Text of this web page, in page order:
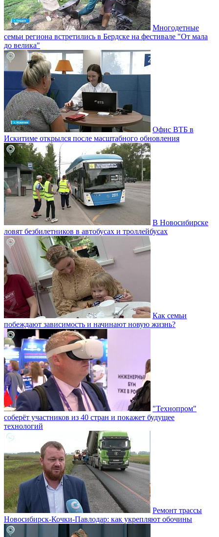
Многодетные
семьи региона встретились в Бердске на фестивале "От мала
до велика"
Офис ВТБ в
Искитиме открылся после масштабного обновления
В Новосибирске
ловят безбилетников в автобусах и троллейбусах
Как семьи
побеждают зависимость и начинают новую жизнь?
"Технопром"
соберёт участников из 40 стран и покажет будущее
технологий
Ремонт трассы
Новосибирск-Кочки-Павлодар: как укрепляют обочины